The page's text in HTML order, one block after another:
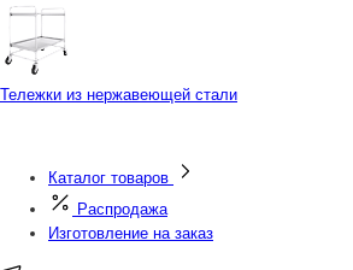
Тележки из нержавеющей стали
Каталог товаров
Распродажа
Изготовление на заказ